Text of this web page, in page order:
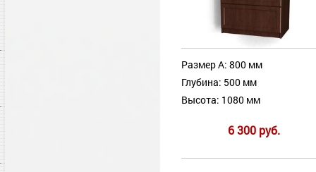
Размер А: 800 мм
Глубина: 500 мм
Высота: 1080 мм
6 300 руб.